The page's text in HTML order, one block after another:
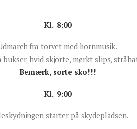
Kl. 8:00
fra torvet med hornmusik.
bukser, hvid skjorte, mørkt slips,
Bemærk, sorte sko!!!
Kl. 9:00
starter på skydepladsen.